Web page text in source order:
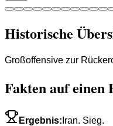
Historische
Großoffensive zur
Fakten auf einen
Ergebnis: Iran. Sieg.